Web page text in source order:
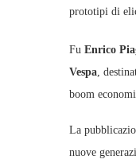
prototipi di
Fu Enrico
Vespa,
boom
La
nuove